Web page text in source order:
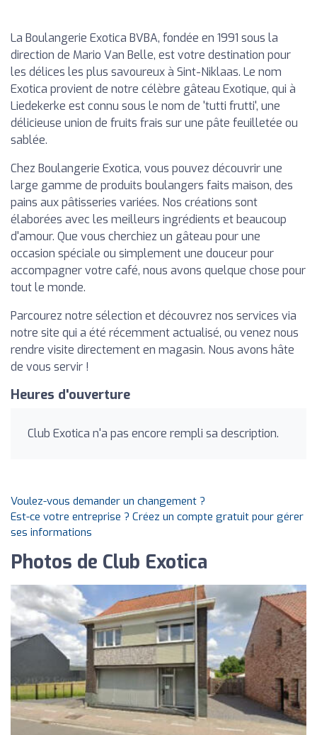
La Boulangerie Exotica BVBA, fondée en 1991 sous la
direction de Mario Van Belle, est votre destination pour
les délices les plus savoureux à Sint-Niklaas. Le nom
Exotica provient de notre célèbre gâteau Exotique, qui à
Liedekerke est connu sous le nom de 'tutti frutti', une
délicieuse union de fruits frais sur une pâte feuilletée ou
sablée.
Chez Boulangerie Exotica, vous pouvez découvrir une
large gamme de produits boulangers faits maison, des
pains aux pâtisseries variées. Nos créations sont
élaborées avec les meilleurs ingrédients et beaucoup
d'amour. Que vous cherchiez un gâteau pour une
occasion spéciale ou simplement une douceur pour
accompagner votre café, nous avons quelque chose pour
tout le monde.
Parcourez notre sélection et découvrez nos services via
notre site qui a été récemment actualisé, ou venez nous
rendre visite directement en magasin. Nous avons hâte
de vous servir !
Heures d'ouverture
Club Exotica n'a pas encore rempli sa description.
Voulez-vous demander un changement ?
Est-ce votre entreprise ? Créez un compte gratuit pour gérer
ses informations
Photos de Club Exotica